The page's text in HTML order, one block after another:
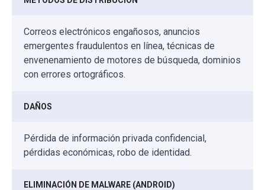
Correos electrónicos engañosos, anuncios
emergentes fraudulentos en línea, técnicas de
envenenamiento de motores de búsqueda, dominios
con errores ortográficos.
DAÑOS
Pérdida de información privada confidencial,
pérdidas económicas, robo de identidad.
ELIMINACIÓN DE MALWARE (ANDROID)